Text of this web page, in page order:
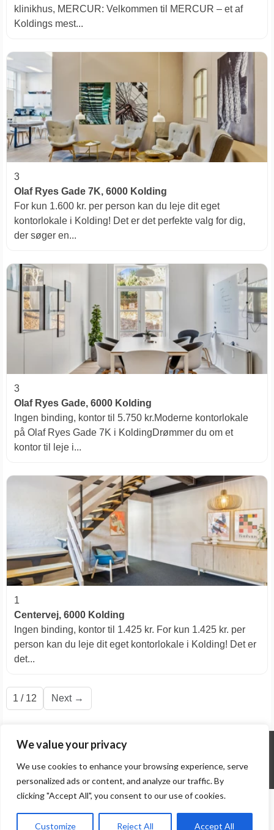
We value your privacy
We use cookies to enhance your browsing experience, serve
personalized ads or content, and analyze our traffic. By
clicking "Accept All", you consent to our use of cookies.
Customize Reject All Accept All
klinikhus, MERCUR: ​Velkommen til MERCUR – et af
Koldings mest...
3
Olaf Ryes Gade 7K, 6000 Kolding
For kun 1.600 kr. per person kan du leje dit eget
kontorlokale i Kolding! Det er det perfekte valg for dig,
der søger en...
3
Olaf Ryes Gade, 6000 Kolding
Ingen binding, kontor til 5.750 kr.Moderne kontorlokale
på Olaf Ryes Gade 7K i KoldingDrømmer du om et
kontor til leje i...
1
Centervej, 6000 Kolding
Ingen binding, kontor til 1.425 kr. For kun 1.425 kr. per
person kan du leje dit eget kontorlokale i Kolding! Det er
det...
1 / 12 Next →